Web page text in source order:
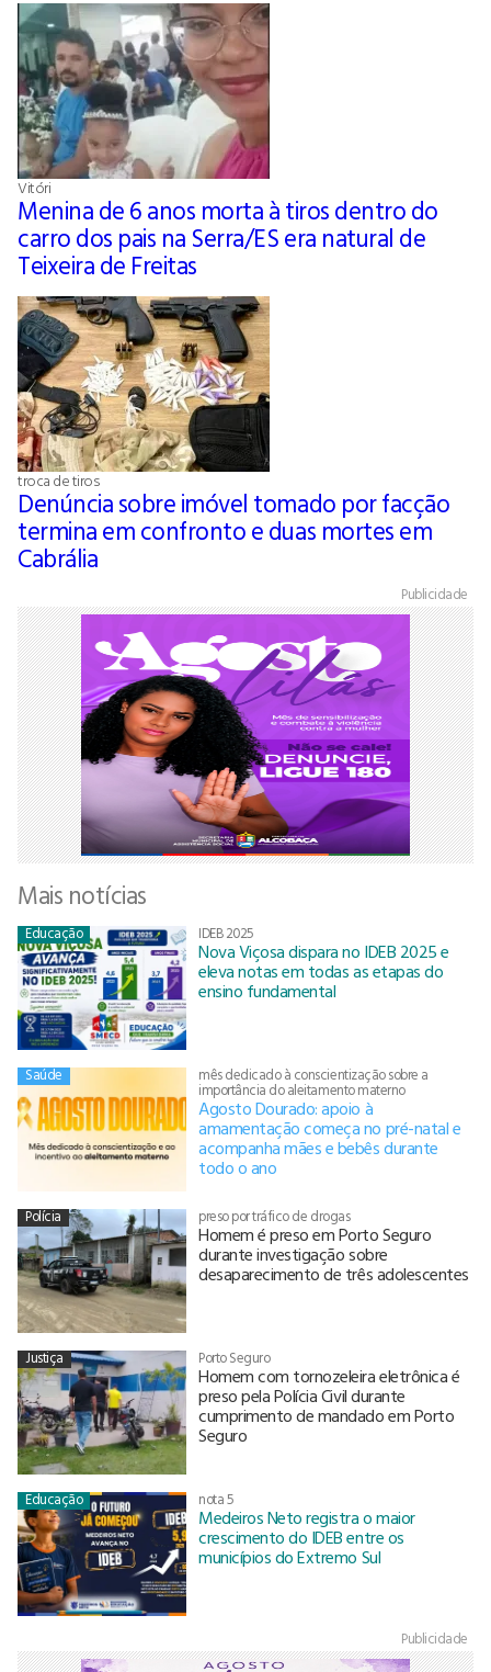
Vitóri
Menina de 6 anos morta à tiros dentro do
carro dos pais na Serra/ES era natural de
Teixeira de Freitas
troca de tiros
Denúncia sobre imóvel tomado por facção
termina em confronto e duas mortes em
Cabrália
Publicidade
Mais notícias
Educação IDEB 2025
Nova Viçosa dispara no IDEB 2025 e
eleva notas em todas as etapas do
ensino fundamental
Saúde mês dedicado à conscientização sobre a
importância do aleitamento materno
Agosto Dourado: apoio à
amamentação começa no pré-natal e
acompanha mães e bebês durante
todo o ano
Polícia preso por tráfico de drogas
Homem é preso em Porto Seguro
durante investigação sobre
desaparecimento de três adolescentes
Justiça Porto Seguro
Homem com tornozeleira eletrônica é
preso pela Polícia Civil durante
cumprimento de mandado em Porto
Seguro
Educação nota 5
Medeiros Neto registra o maior
crescimento do IDEB entre os
municípios do Extremo Sul
Publicidade